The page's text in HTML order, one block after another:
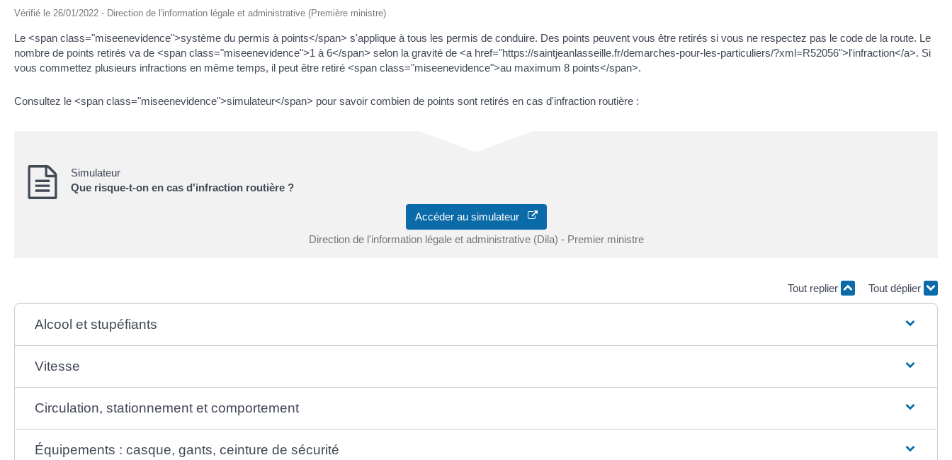
Vérifié le 26/01/2022 - Direction de l'information légale et administrative (Première ministre)
Le <span class="miseenevidence">système du permis à points</span> s'applique à tous les permis de conduire. Des points peuvent vous être retirés si vous ne respectez pas le code de la route. Le
nombre de points retirés va de <span class="miseenevidence">1 à 6</span> selon la gravité de <a href="https://saintjeanlasseille.fr/demarches-pour-les-particuliers/?xml=R52056">l'infraction</a>. Si
vous commettez plusieurs infractions en même temps, il peut être retiré <span class="miseenevidence">au maximum 8 points</span>.
Consultez le <span class="miseenevidence">simulateur</span> pour savoir combien de points sont retirés en cas d'infraction routière :
Simulateur
Que risque-t-on en cas d'infraction routière ?
Accéder au simulateur
Direction de l'information légale et administrative (Dila) - Premier ministre
Tout replier Tout déplier
Alcool et stupéfiants
Vitesse
Circulation, stationnement et comportement
Équipements : casque, gants, ceinture de sécurité